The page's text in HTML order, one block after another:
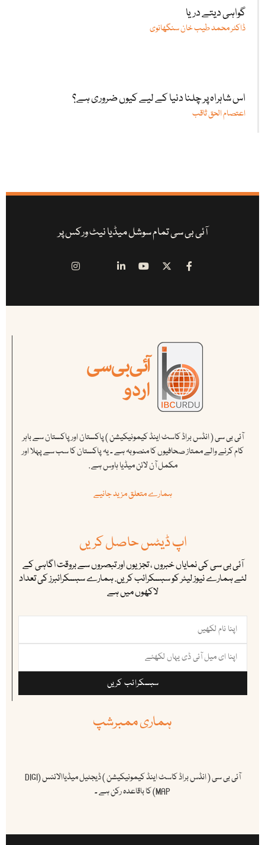
گواہی دیتے دریا
ڈاکٹر محمد طیب خان سنگھانوی
اس شاہراہ پر چلنا دنیا کے لیے کیوں ضروری ہے؟
اعتصام الحق ثاقب
آئی بی سی تمام سوشل میڈیا نیٹ ورکس پر
آئی بی سی ( انڈس براڈ کاسٹ اینڈ کیمونیکیشن ) پاکستان اور پاکستان سے باہر
کام کرنے والے ممتاز صحافیوں کا منصوبہ ہے ۔ یہ پاکستان کا سب سے پہلا اور
مکمل آن لائن میڈیا ہاوس ہے .
ہمارے متعلق مزید جانیے
اپ ڈیٹس حاصل کریں
آئی بی سی کی نمایاں خبروں ، تجزیوں اور تبصروں سے بروقت اگاہی کے
لئے ہمارے نیوز لیٹر کو سبسکرائب کریں. ہمارے سبسکرائبرز کی تعداد
لاکھوں میں ہے
سبسکرائب کریں
ہماری ممبرشپ
آئی بی سی ( انڈس براڈ کاسٹ اینڈ کیمونیکیشن ) ڈیجٹیل میڈیاالائنس (DIGI
MAP) کا باقاعدہ رکن ہے ۔